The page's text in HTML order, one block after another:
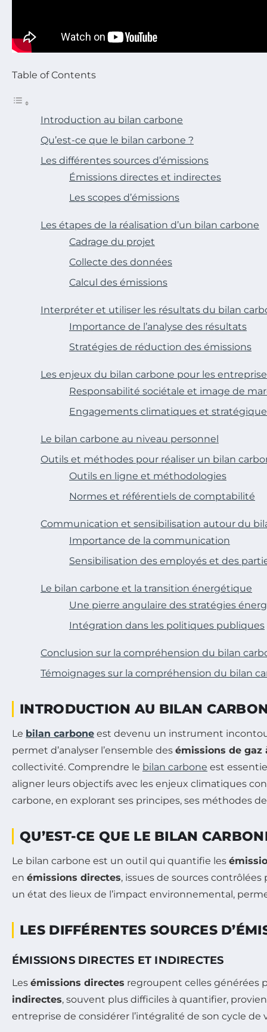
Table of Contents
Introduction au bilan carbone
Qu’est-ce que le bilan carbone ?
Les différentes sources d’émissions
Émissions directes et indirectes
Les scopes d’émissions
Les étapes de la réalisation d’un bilan carbone
Cadrage du projet
Collecte des données
Calcul des émissions
Interpréter et utiliser les résultats du bilan
Importance de l’analyse des résultats
Stratégies de réduction des émissions
Les enjeux du bilan carbone pour les
Responsabilité sociétale et image de
Engagements climatiques et
Le bilan carbone au niveau personnel
Outils et méthodes pour réaliser un bilan
Outils en ligne et méthodologies
Normes et référentiels de comptabilité
Communication et sensibilisation autour du
Importance de la communication
Sensibilisation des employés et des
Le bilan carbone et la transition énergétique
Une pierre angulaire des stratégies
Intégration dans les politiques publiques
Conclusion sur la compréhension du bilan
Témoignages sur la compréhension du bilan
INTRODUCTION AU BILAN
Le bilan carbone est devenu un instrument
permet d’analyser l’ensemble des émissions de gaz
collectivité. Comprendre le bilan carbone est
aligner leurs objectifs avec les enjeux climatiques
carbone, en explorant ses principes, ses méthodes
QU’EST-CE QUE LE BILAN
Le bilan carbone est un outil qui quantifie les
en émissions directes, issues de sources contrôlées
un état des lieux de l’impact environnemental,
LES DIFFÉRENTES SOURCES
ÉMISSIONS DIRECTES ET INDIRECTES
Les émissions directes regroupent celles générées
indirectes, souvent plus difficiles à quantifier,
entreprise de considérer l’intégralité de son cycle de